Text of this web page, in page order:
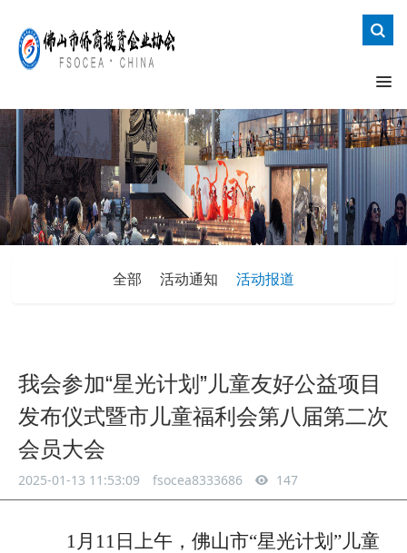
全部 活动通知 活动报道
我会参加“星光计划”儿童友好公益项目
发布仪式暨市儿童福利会第八届第二次
会员大会
2025-01-13 11:53:09 fsocea8333686 147
1月11日上午， 佛山市“星光计划”儿童